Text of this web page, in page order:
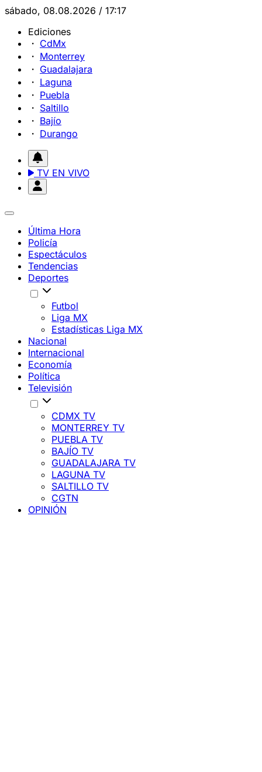
sábado, 08.08.2026 / 17:17
Ediciones
CdMx
Monterrey
Guadalajara
Laguna
Puebla
Saltillo
Bajío
Durango
TV EN VIVO
Última Hora
Policía
Espectáculos
Tendencias
Deportes
Futbol
Liga MX
Estadísticas Liga MX
Nacional
Internacional
Economía
Política
Televisión
CDMX TV
MONTERREY TV
PUEBLA TV
BAJÍO TV
GUADALAJARA TV
LAGUNA TV
SALTILLO TV
CGTN
OPINIÓN